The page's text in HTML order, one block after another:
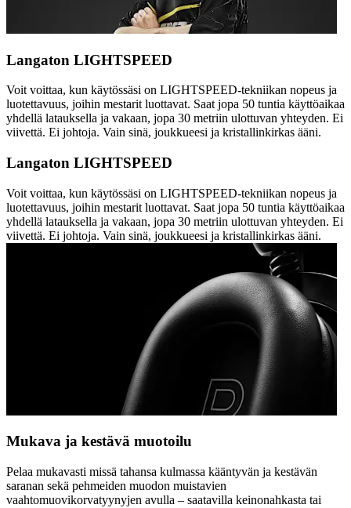
Langaton LIGHTSPEED
Voit voittaa, kun käytössäsi on LIGHTSPEED-tekniikan nopeus ja
luotettavuus, joihin mestarit luottavat. Saat jopa 50 tuntia käyttöaikaa
yhdellä latauksella ja vakaan, jopa 30 metriin ulottuvan yhteyden. Ei
viivettä. Ei johtoja. Vain sinä, joukkueesi ja kristallinkirkas ääni.
Langaton LIGHTSPEED
Voit voittaa, kun käytössäsi on LIGHTSPEED-tekniikan nopeus ja
luotettavuus, joihin mestarit luottavat. Saat jopa 50 tuntia käyttöaikaa
yhdellä latauksella ja vakaan, jopa 30 metriin ulottuvan yhteyden. Ei
viivettä. Ei johtoja. Vain sinä, joukkueesi ja kristallinkirkas ääni.
Mukava ja kestävä muotoilu
Pelaa mukavasti missä tahansa kulmassa kääntyvän ja kestävän
saranan sekä pehmeiden muodon muistavien
vaahtomuovikorvatyynyjen avulla – saatavilla keinonahkasta tai